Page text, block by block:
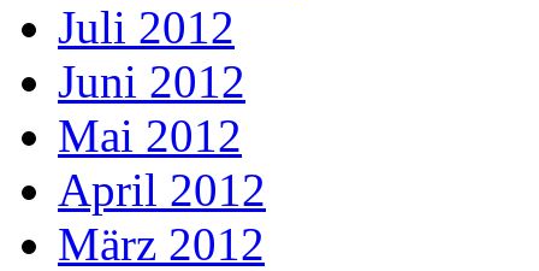
Juli 2012
Juni 2012
Mai 2012
April 2012
März 2012